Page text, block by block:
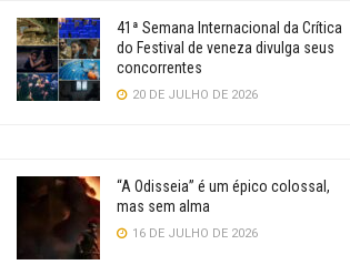
41ª Semana Internacional da Crítica
do Festival de veneza divulga seus
concorrentes
20 DE JULHO DE 2026
“A Odisseia” é um épico colossal,
mas sem alma
16 DE JULHO DE 2026